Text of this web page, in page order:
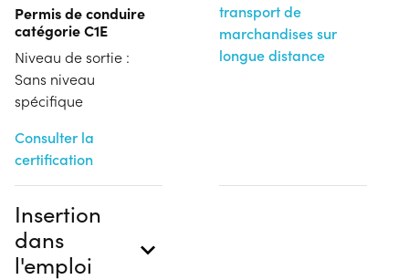
Permis de conduire
catégorie C1E
Niveau de sortie :
Sans niveau
spécifique
Consulter la
certification
transport de
marchandises sur
longue distance
Insertion
dans
l'emploi